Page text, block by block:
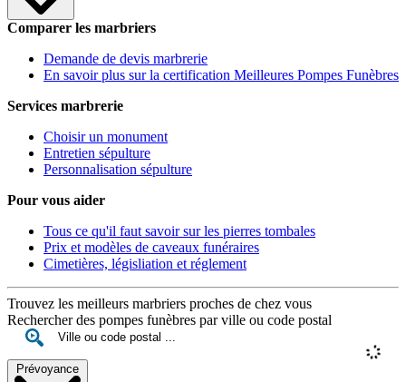
Comparer les marbriers
Demande de devis marbrerie
En savoir plus sur la certification Meilleures Pompes Funèbres
Services marbrerie
Choisir un monument
Entretien sépulture
Personnalisation sépulture
Pour vous aider
Tous ce qu'il faut savoir sur les pierres tombales
Prix et modèles de caveaux funéraires
Cimetières, législiation et réglement
Trouvez les meilleurs marbriers proches de chez vous
Rechercher des pompes funèbres par ville ou code postal
Prévoyance